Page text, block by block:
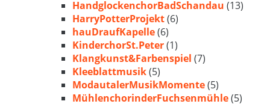
HandglockenchorBadSchandau (13)
HarryPotterProjekt(6)
hauDraufKapelle(6)
KinderchorSt.Peter(1)
Klangkunst&Farbenspiel (7)
Kleeblattmusik(5)
ModautalerMusikMomente(5)
MühlenchorinderFuchsenmühle(5)